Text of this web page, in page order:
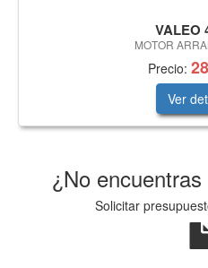
VALEO
MOTOR
Precio:
Ver
¿No
Solicitar